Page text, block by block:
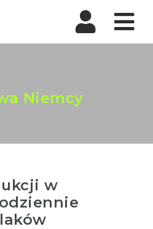
Niemcy
w